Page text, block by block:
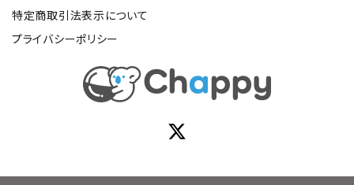
特定商取引法表示について
プライバシーポリシー